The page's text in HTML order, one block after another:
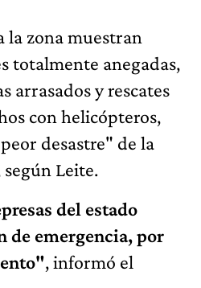
la zona muestran
totalmente anegadas,
arrasados y rescates
con helicópteros,
desastre" de la
Leite.
del estado
de emergencia, por
, informó el